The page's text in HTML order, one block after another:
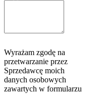
Wyrażam zgodę na
przetwarzanie przez
Sprzedawcę moich
danych osobowych
zawartych w formularzu